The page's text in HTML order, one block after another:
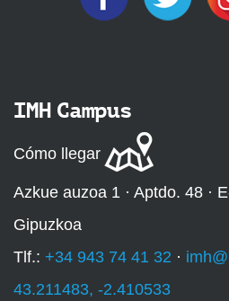
IMH Campus
Cómo llegar
Azkue auzoa 1 · Aptdo. 48 ·
Gipuzkoa
Tlf.: +34 943 74 41 32 ·
43.211483, -2.410533